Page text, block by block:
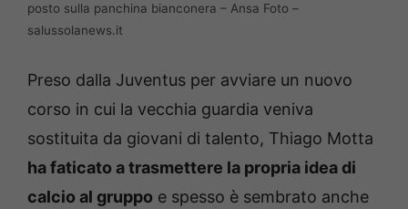
posto sulla panchina bianconera – Ansa Foto –
salussolanews.it
Preso dalla Juventus per avviare un nuovo
corso in cui la vecchia guardia veniva
sostituita da giovani di talento, Thiago Motta
ha faticato a trasmettere la propria idea di
calcio al gruppo e spesso è sembrato anche